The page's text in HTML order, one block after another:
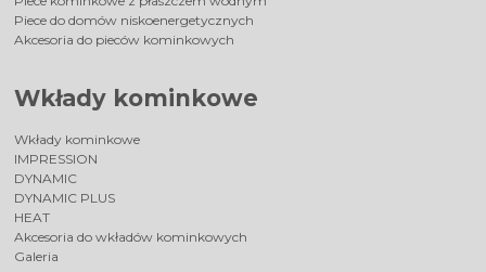
Piece do domów niskoenergetycznych
Akcesoria do pieców kominkowych
Wkłady kominkowe
Wkłady kominkowe
IMPRESSION
DYNAMIC
DYNAMIC PLUS
HEAT
Akcesoria do wkładów kominkowych
Galeria